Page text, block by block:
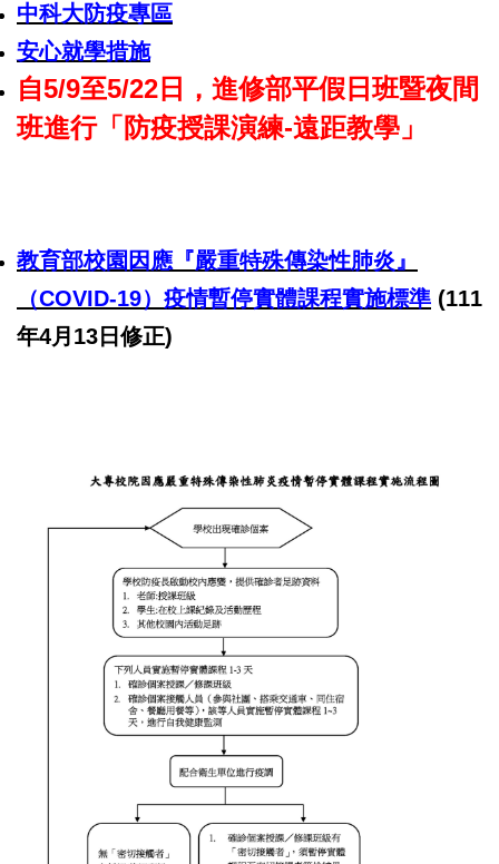
中科大防疫專區
安心就學措施
自5/9至5/22日，進修部平假日班暨夜間
班進行「防疫授課演練-遠距教學」
教育部校園因應『嚴重特殊傳染性肺炎』
（COVID-19）疫情暫停實體課程實施標準 (111
年4月13日修正)